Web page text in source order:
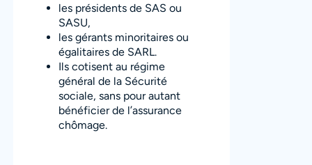
les présidents de SAS ou
SASU,
les gérants minoritaires ou
égalitaires de SARL.
Ils cotisent au régime
général de la Sécurité
sociale, sans pour autant
bénéficier de l’assurance
chômage.